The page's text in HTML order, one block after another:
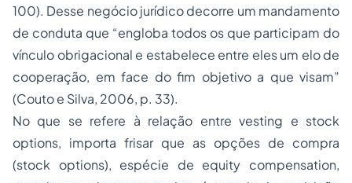
100). Desse negócio jurídico decorre um mandamento
de conduta que “engloba todos os que participam do
vínculo obrigacional e estabelece entre eles um elo de
cooperação, em face do fim objetivo a que visam”
(Couto e Silva, 2006, p. 33).
No que se refere à relação entrevesting e stock
options, importa frisar que as opções de compra
(stock options), espécie de equity compensation,